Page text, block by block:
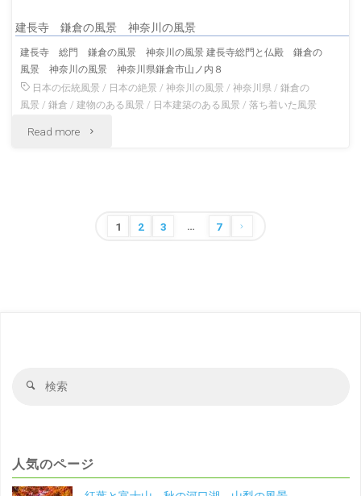
の
風
の
風
景
神
建長寺 鎌倉の風景 神奈川の風景
建長寺 総門 鎌倉の風景 神奈川の風景 建長寺総門と仏殿 鎌倉の
風景 神奈川の風景 神奈川県鎌倉市山ノ内８
日本の伝統風景 / 日本の絶景 /神奈川の風景 /神奈川県 /鎌倉の
風景 /鎌倉 /建物のある風景 / 日本建築のある風景 /落ち着いた風景
Read more "建
投
1 2 3 … 7
検
人気のページ